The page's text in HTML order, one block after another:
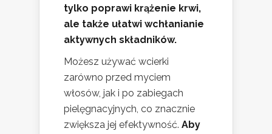
tylko poprawi krążenie krwi,
ale także ułatwi wchłanianie
aktywnych składników.
Możesz używać wcierki
zarówno przed myciem
włosów, jak i po zabiegach
pielęgnacyjnych, co znacznie
zwiększa jej efektywność. Aby